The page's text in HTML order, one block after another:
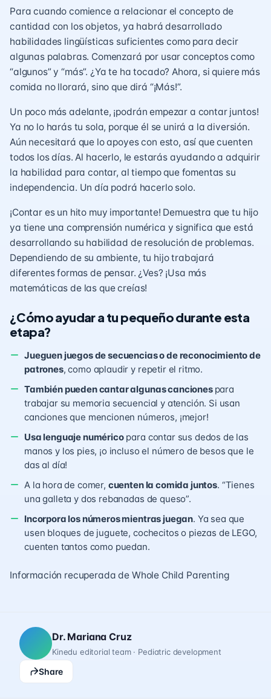
Para cuando comience a relacionar el concepto de
cantidad con los objetos, ya habrá desarrollado
habilidades lingüísticas suficientes como para decir
algunas palabras. Comenzará por usar conceptos como
“algunos” y “más”. ¿Ya te ha tocado? Ahora, si quiere más
comida no llorará, sino que dirá “¡Más!”.
Un poco más adelante, ¡podrán empezar a contar juntos!
Ya no lo harás tu sola, porque él se unirá a la diversión.
Aún necesitará que lo apoyes con esto, así que cuenten
todos los días. Al hacerlo, le estarás ayudando a adquirir
la habilidad para contar, al tiempo que fomentas su
independencia. Un día podrá hacerlo solo.
¡Contar es un hito muy importante! Demuestra que tu hijo
ya tiene una comprensión numérica y significa que está
desarrollando su habilidad de resolución de problemas.
Dependiendo de su ambiente, tu hijo trabajará
diferentes formas de pensar. ¿Ves? ¡Usa más
matemáticas de las que creías!
¿Cómo ayudar a tu pequeño durante esta
etapa?
Jueguen juegos de secuencias o de reconocimiento de
patrones, como aplaudir y repetir el ritmo.
También pueden cantar algunas canciones para
trabajar su memoria secuencial y atención. Si usan
canciones que mencionen números, ¡mejor!
Usa lenguaje numéricopara contar sus dedos de las
manos y los pies, ¡o incluso el número de besos que le
das al día!
A la hora de comer, cuenten la comida juntos. “Tienes
una galleta y dos rebanadas de queso”.
Incorpora los números mientras juegan. Ya sea que
usen bloques de juguete, cochecitos o piezas de LEGO,
cuenten tantos como puedan.
Información recuperada de Whole Child Parenting
Dr. Mariana Cruz
Kinedu editorial team · Pediatric development
Share